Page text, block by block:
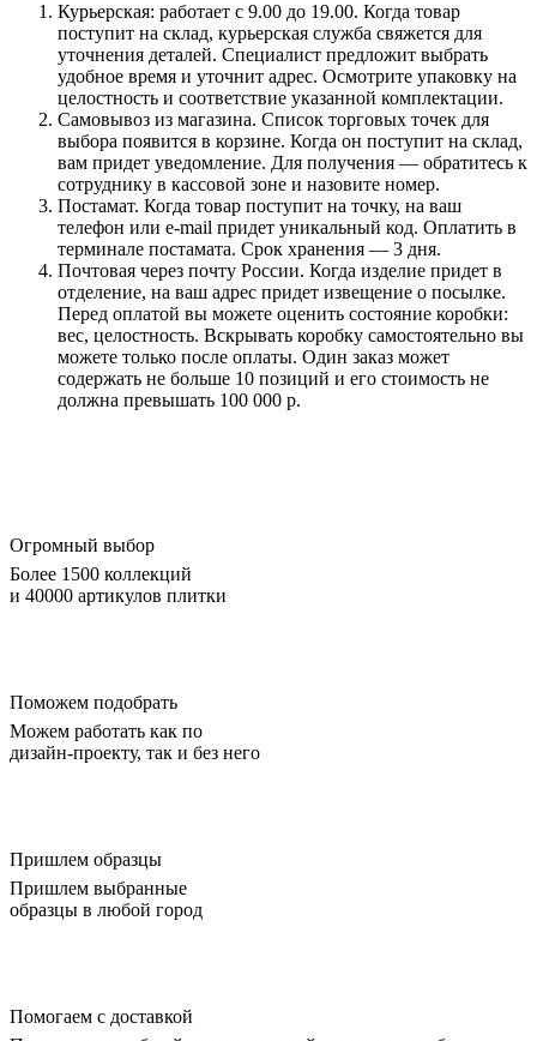
Курьерская: работает с 9.00 до 19.00. Когда товар
поступит на склад, курьерская служба свяжется для
уточнения деталей. Специалист предложит выбрать
удобное время и уточнит адрес. Осмотрите упаковку на
целостность и соответствие указанной комплектации.
Самовывоз из магазина. Список торговых точек для
выбора появится в корзине. Когда он поступит на склад,
вам придет уведомление. Для получения — обратитесь к
сотруднику в кассовой зоне и назовите номер.
Постамат. Когда товар поступит на точку, на ваш
телефон или e-mail придет уникальный код. Оплатить в
терминале постамата. Срок хранения — 3 дня.
Почтовая через почту России. Когда изделие придет в
отделение, на ваш адрес придет извещение о посылке.
Перед оплатой вы можете оценить состояние коробки:
вес, целостность. Вскрывать коробку самостоятельно вы
можете только после оплаты. Один заказ может
содержать не больше 10 позиций и его стоимость не
должна превышать 100 000 р.
Огромный выбор
Более 1500 коллекций
и 40000 артикулов плитки
Поможем подобрать
Можем работать как по
дизайн-проекту, так и без него
Пришлем образцы
Пришлем выбранные
образцы в любой город
Помогаем с доставкой